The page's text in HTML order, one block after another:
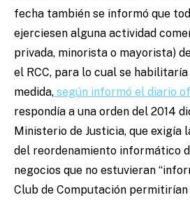
fecha también se informó que
ejerciesen alguna actividad
privada, minorista o mayorista)
el RCC, para lo cual se
medida, según informó el diario
respondía a una orden del 2014
Ministerio de Justicia, que exigía
del reordenamiento informático
negocios que no estuvieran
Club de Computación